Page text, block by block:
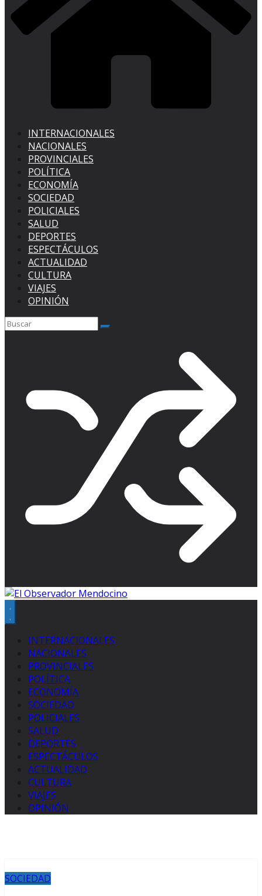
INTERNACIONALES
NACIONALES
PROVINCIALES
POLÍTICA
ECONOMÍA
SOCIEDAD
POLICIALES
SALUD
DEPORTES
ESPECTÁCULOS
ACTUALIDAD
CULTURA
VIAJES
OPINIÓN
INTERNACIONALES
NACIONALES
PROVINCIALES
POLÍTICA
ECONOMÍA
SOCIEDAD
POLICIALES
SALUD
DEPORTES
ESPECTÁCULOS
ACTUALIDAD
CULTURA
VIAJES
OPINIÓN
SOCIEDAD